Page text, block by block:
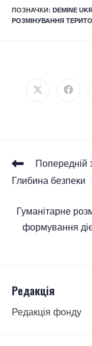
ПОЗНАЧКИ : DEMINE
РОЗМІНУВАННЯ
Попередній
Глибина безпеки
Гуманітарне
формування
Редакція
Редакція фонду